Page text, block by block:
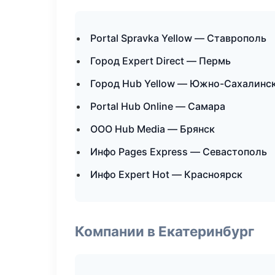
Portal Spravka Yellow — Ставрополь
Город Expert Direct — Пермь
Город Hub Yellow — Южно-
Portal Hub Online — Самара
ООО Hub Media — Брянск
Инфо Pages Express — Севастополь
Инфо Expert Hot — Красноярск
Компании в Екатеринбург